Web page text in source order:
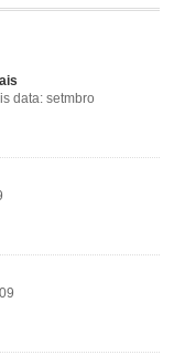
data: setmbro